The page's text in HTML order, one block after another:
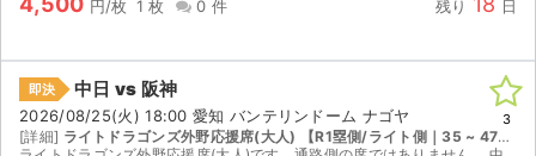
円/枚 1 枚 0 件 残り 日
即決 中日 vs 阪神
2026/08/25(火) 18:00 愛知 バンテリンドーム ナゴヤ
[詳細] ライトドラゴンズ外野応援席(大人) 【R1塁側/ライト側｜35 ~ 47列｜座席番号541 ~ 560】
3